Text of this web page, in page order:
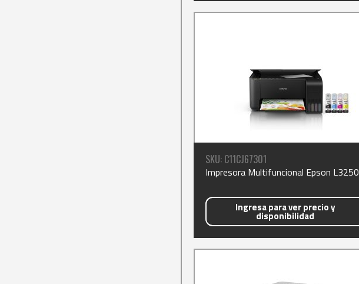
SKU: C11CJ67301
Impresora Multifuncional Epson L3250
Ingresa para ver precio y
disponibilidad